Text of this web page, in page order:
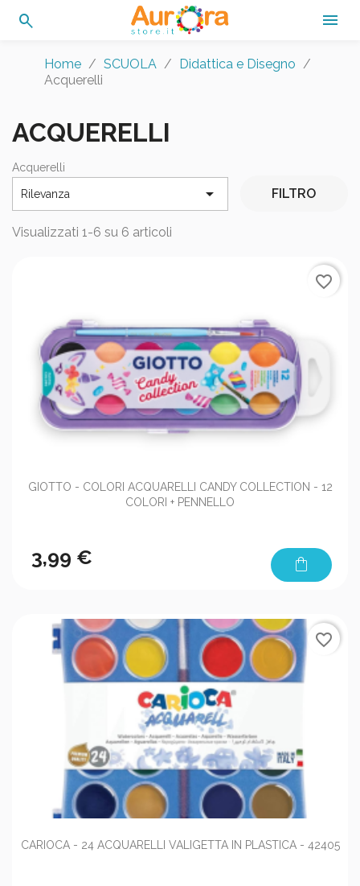
search 
Home SCUOLA
Didattica e Disegno
Acquerelli
ACQUERELLI
Acquerelli
Rilevanza  FILTRO
Visualizzati 1-6 su 6 articoli
GIOTTO - COLORI ACQUARELLI CANDY COLLECTION - 12
COLORI + PENNELLO
3,99 € shopping_bag
favorite_border
CARIOCA - 24 ACQUARELLI VALIGETTA IN PLASTICA - 42405
favorite_border